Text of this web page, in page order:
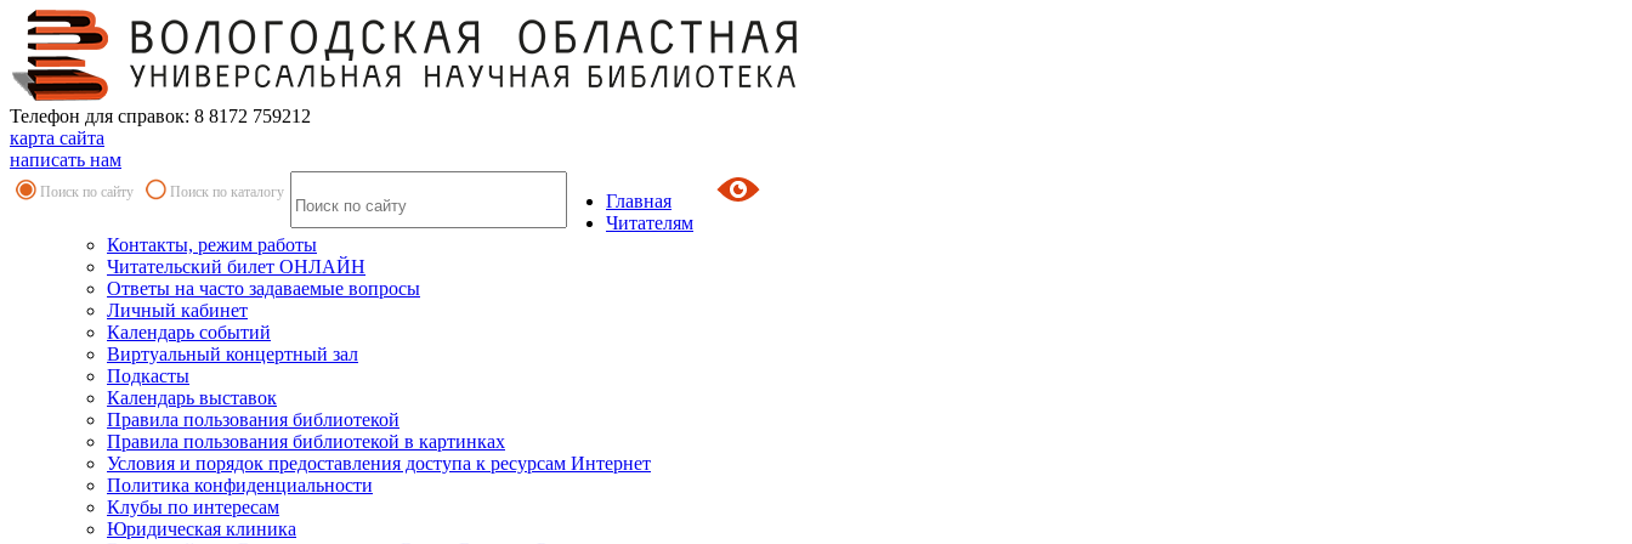
Телефон для справок: 8 8172 759212
карта сайта
написать нам
Поиск по сайту Поиск по каталогу
Главная
Читателям
Контакты, режим работы
Читательский билет ОНЛАЙН
Ответы на часто задаваемые вопросы
Личный кабинет
Календарь событий
Виртуальный концертный зал
Подкасты
Календарь выставок
Правила пользования библиотекой
Правила пользования библиотекой в картинках
Условия и порядок предоставления доступа к ресурсам Интернет
Политика конфиденциальности
Клубы по интересам
Юридическая клиника